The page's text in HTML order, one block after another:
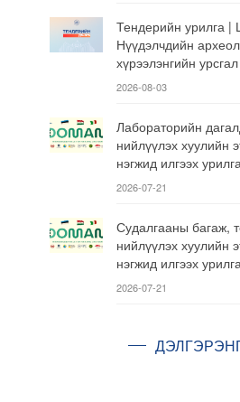
Тендерийн урилга
Нүүдэлчдийн
хүрээлэнгийн
2026-08-03
Лабораторийн
нийлүүлэх хуулийн
нэгжид илгээх
2026-07-21
Судалгааны багаж,
нийлүүлэх хуулийн
нэгжид илгээх
2026-07-21